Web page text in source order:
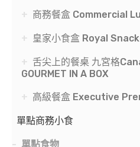
商務餐盒 Commercial
皇家小食盒 Royal
舌尖上的餐桌 九宮格
GOURMET IN A BOX
高級餐盒 Executive
單點商務小食
單點食物